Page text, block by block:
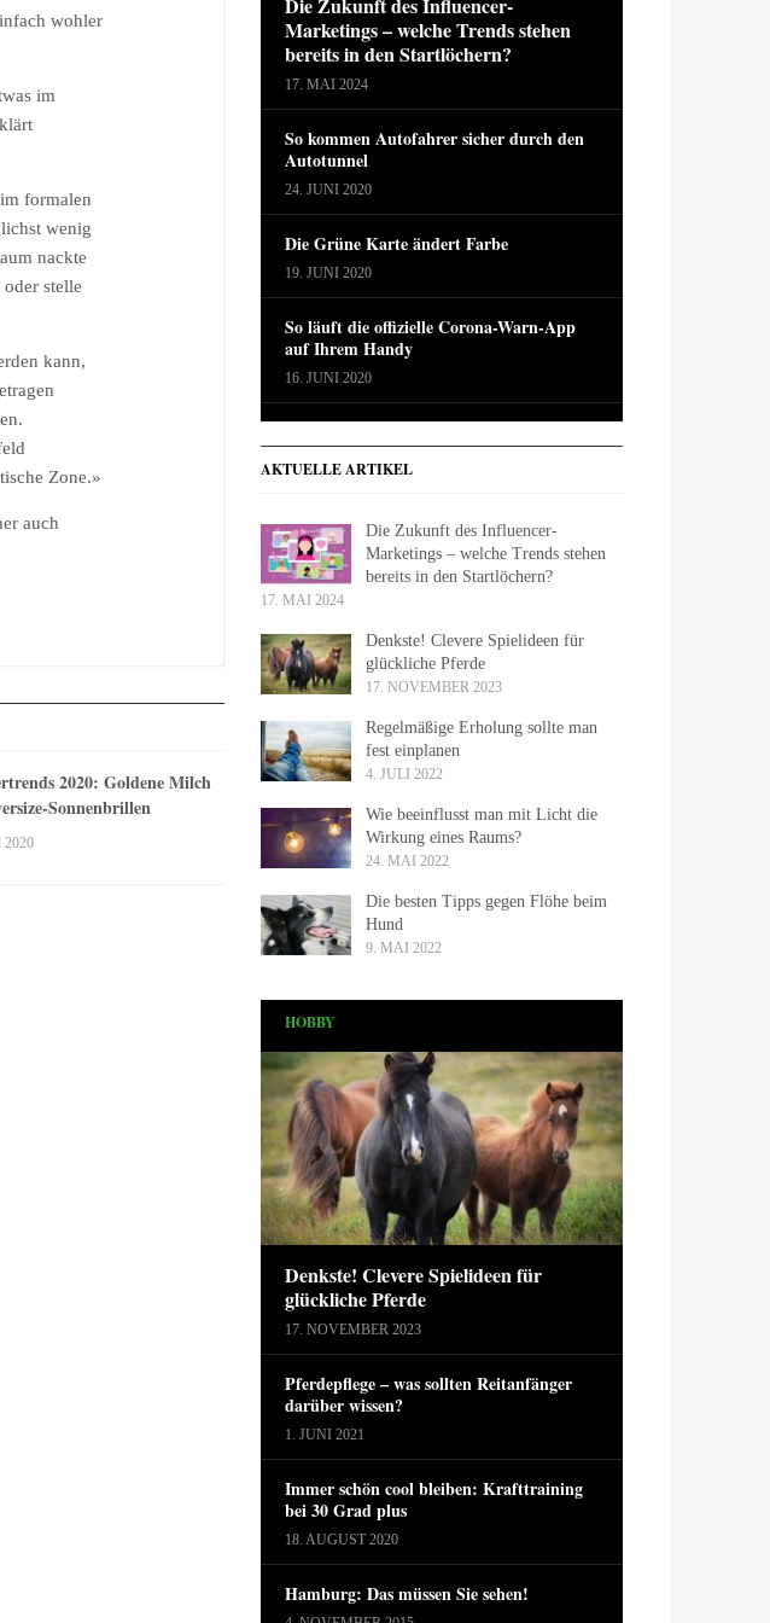
wohler
im
formalen
wenig
nackte
stelle
kann,
Zone.»
auch
2020: Goldene Milch
Sonnenbrillen
2020
Marketings – welche Trends stehen
bereits in den Startlöchern?
17. MAI 2024
So kommen Autofahrer sicher durch den
Autotunnel
24. JUNI 2020
Die Grüne Karte ändert Farbe
19. JUNI 2020
So läuft die offizielle Corona-Warn-App
auf Ihrem Handy
16. JUNI 2020
AKTUELLE ARTIKEL
Die Zukunft des Influencer-
Marketings – welche Trends stehen
bereits in den Startlöchern?
17. MAI 2024
Denkste! Clevere Spielideen für
glückliche Pferde
17. NOVEMBER 2023
Regelmäßige Erholung sollte man
fest einplanen
4. JULI 2022
Wie beeinflusst man mit Licht die
Wirkung eines Raums?
24. MAI 2022
Die besten Tipps gegen Flöhe beim
Hund
9. MAI 2022
HOBBY
Denkste! Clevere Spielideen für
glückliche Pferde
17. NOVEMBER 2023
Pferdepflege – was sollten Reitanfänger
darüber wissen?
1. JUNI 2021
Immer schön cool bleiben: Krafttraining
bei 30 Grad plus
18. AUGUST 2020
Hamburg: Das müssen Sie sehen!